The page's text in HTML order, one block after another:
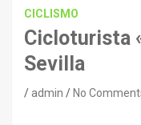
CICLISMO
Cicloturista
Sevilla
admin No